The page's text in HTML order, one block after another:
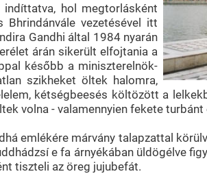
hol megtorlásként
vezetésével itt
Gandhi által 1984 nyarán
árán sikerült elfojtania a
később a miniszterelnök-
szikheket öltek halomra,
kétségbeesés költözött a
volna - valamennyien fekete
emlékére márvány talapzattal
e fa árnyékában üldögélve
tiszteli az öreg jujubefát.